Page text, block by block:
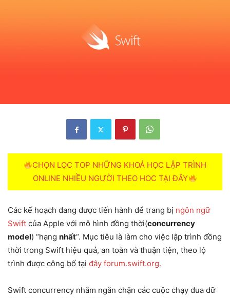
CHỌN LỌC TOP NHỮNG KHOÁ HỌC LẬP TRÌNH
ONLINE NHIỀU NGƯỜI THEO HOC TẠI ĐÂY
Các kế hoạch đang được tiến hành để trang bị ngôn ngữ
Swift của Apple với mô hình đồng thời(concurrency
model) “hạng nhất“. Mục tiêu là làm cho việc lập trình đồng
thời trong Swift hiệu quả, an toàn và thuận tiện, theo lộ
trình được công bố tại đây forum.swift.org.
Swift concurrency nhằm ngăn chặn các cuộc chạy đua dữ